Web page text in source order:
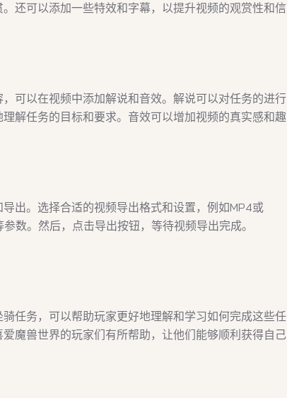
还可以添加一些特效和字幕，以提升视频的观赏性和信
可以在视频中添加解说和音效。解说可以对任务的进行
解任务的目标和要求。音效可以增加视频的真实感和趣
出。选择合适的视频导出格式和设置，例如MP4或
数。然后，点击导出按钮，等待视频导出完成。
任务，可以帮助玩家更好地理解和学习如何完成这些任
魔兽世界的玩家们有所帮助，让他们能够顺利获得自己